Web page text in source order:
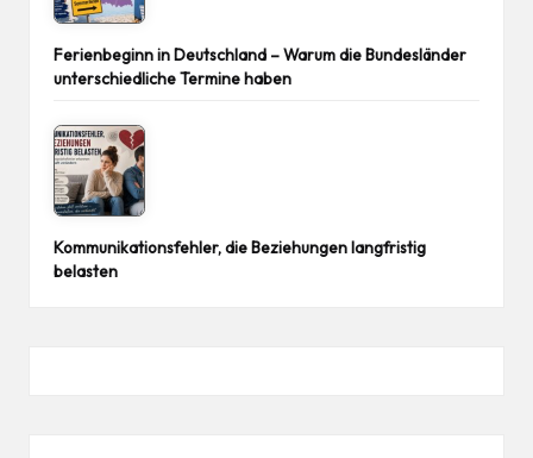
Ferienbeginn in Deutschland – Warum die Bundesländer
unterschiedliche Termine haben
Kommunikationsfehler, die Beziehungen langfristig
belasten